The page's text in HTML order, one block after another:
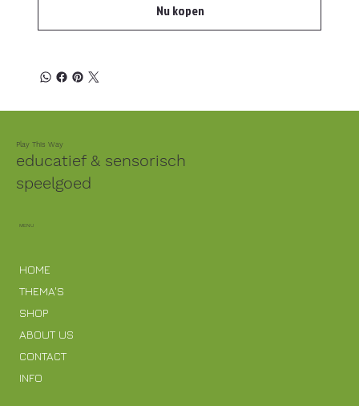
Nu kopen
Play This Way
educatief & sensorisch
speelgoed
MENU
HOME
THEMA'S
SHOP
ABOUT US
CONTACT
INFO